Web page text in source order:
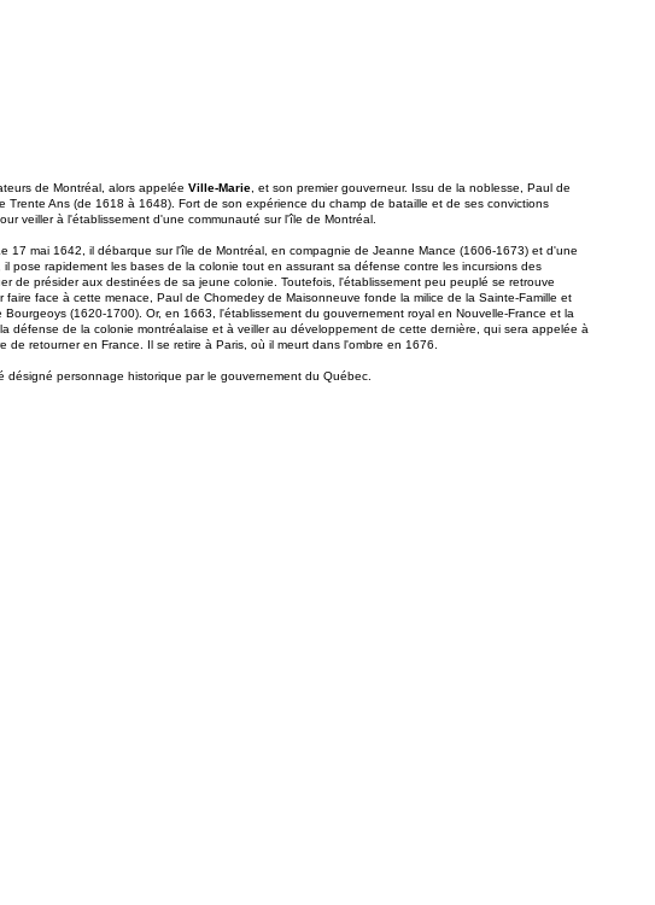
de Montréal, alors appelée Ville-Marie , et son premier gouverneur. Issu de la noblesse, Paul de
Ans (de 1618 à 1648). Fort de son expérience du champ de bataille et de ses convictions
veiller à l'établissement d'une communauté sur l'île de Montréal.
mai 1642, il débarque sur l'île de Montréal, en compagnie de Jeanne Mance (1606-1673) et d'une
rapidement les bases de la colonie tout en assurant sa défense contre les incursions des
de présider aux destinées de sa jeune colonie. Toutefois, l'établissement peu peuplé se retrouve
face à cette menace, Paul de Chomedey de Maisonneuve fonde la milice de la Sainte-Famille et
(1620-1700). Or, en 1663, l'établissement du gouvernement royal en Nouvelle-France et la
de la colonie montréalaise et à veiller au développement de cette dernière, qui sera appelée à
retourner en France. Il se retire à Paris, où il meurt dans l'ombre en 1676.
personnage historique par le gouvernement du Québec.